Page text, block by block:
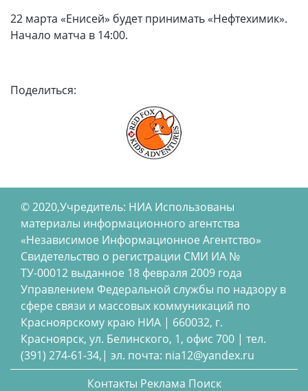
22 марта «Енисей» будет принимать «Нефтехимик».
Начало матча в 14:00.
Поделиться:
© 2020,Учредитель: НИА Использованы
материалы информационного агентства
«Независимое Информационное Агентство»
Свидетельство о регистрации СМИ ИА №
ТУ-00012 выданное 18 февраля 2009 года
Управлением Федеральной службы по надзору в
сфере связи и массовых коммуникаций по
Красноярскому краю НИА | 660032, г.
Красноярск, ул. Белинского, 1, офис 700 | тел.
(391) 274-61-34,| эл. почта: nia12@yandex.ru
Контакты Реклама Поиск